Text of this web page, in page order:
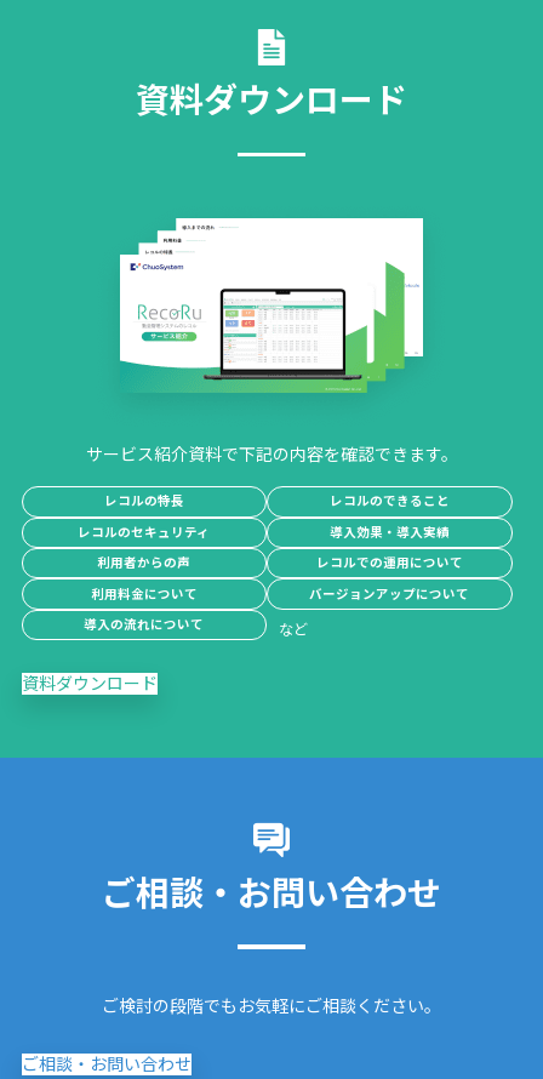
資料ダウンロード
サービス紹介資料で下記の内容を確認できます。
レコルの特長
レコルのできること
レコルのセキュリティ
導入効果・導入実績
利用者からの声
レコルでの運用について
利用料金について
バージョンアップについて
導入の流れについて
資料ダウンロード
ご相談・お問い合わせ
ご検討の段階でもお気軽にご相談ください。
ご相談・お問い合わせ